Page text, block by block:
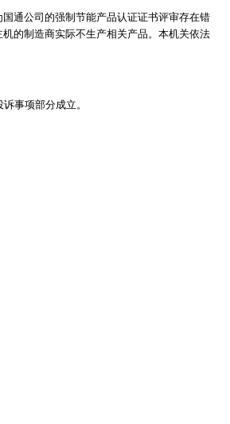
通公司的强制节能产品认证证书评审存在错
的制造商实际不生产相关产品。本机关依法
事项部分成立。